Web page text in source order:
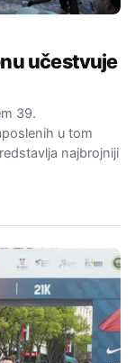
učestvuje
39.
u tom
najbrojniji